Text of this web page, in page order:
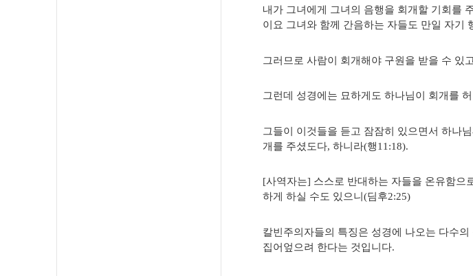
내가 그녀에게 그녀의 음행을 회개할 기회를
이요 그녀와 함께 간음하는 자들도 만일 자기
그러므로 사람이 회개해야 구원을 받을 수 있
그런데 성경에는 묘하게도 하나님이 회개를
그들이 이것들을 듣고 잠잠히 있으면서 하나
개를 주셨도다, 하니라(행11:18).
[사역자는] 스스로 반대하는 자들을 온유함으
하게 하실 수도 있으니(딤후2:25)
칼빈주의자들의 특징은 성경에 나오는 다수
집어엎으려 한다는 것입니다.